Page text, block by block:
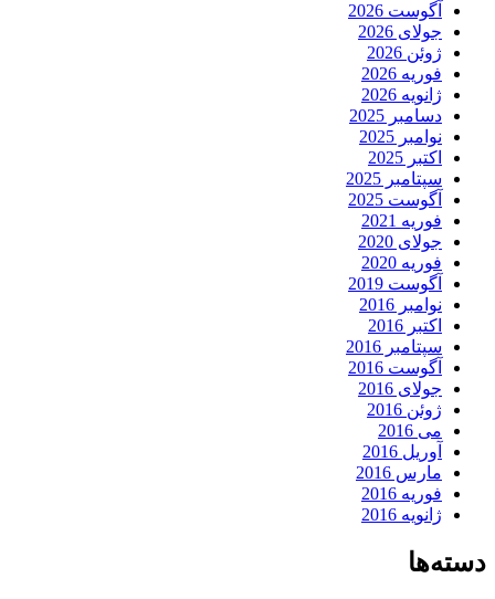
آگوست 2026
جولای 2026
ژوئن 2026
فوریه 2026
ژانویه 2026
دسامبر 2025
نوامبر 2025
اکتبر 2025
سپتامبر 2025
آگوست 2025
فوریه 2021
جولای 2020
فوریه 2020
آگوست 2019
نوامبر 2016
اکتبر 2016
سپتامبر 2016
آگوست 2016
جولای 2016
ژوئن 2016
می 2016
آوریل 2016
مارس 2016
فوریه 2016
ژانویه 2016
دسته‌ها